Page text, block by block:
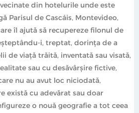
din hotelurile unde este
Parisul de Cascáis, Montevideo,
îl ajută să recupereze filonul de
i, treptat, dorința de a
de viață trăită, inventată sau visată,
sau cu desăvârșire fictive,
nu au avut loc niciodată,
există cu adevărat sau doar
o nouă geografie a tot ceea